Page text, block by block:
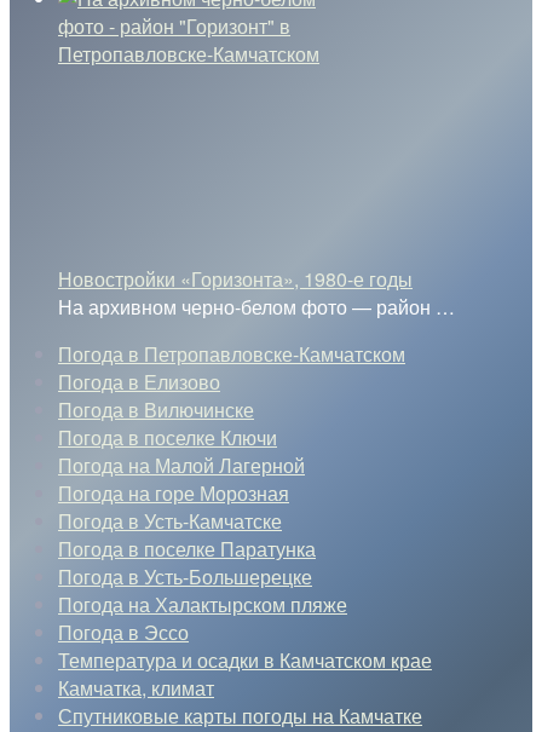
Новостройки «Горизонта», 1980-е годы
На архивном черно-белом фото — район …
Погода в Петропавловске-Камчатском
Погода в Елизово
Погода в Вилючинске
Погода в поселке Ключи
Погода на Малой Лагерной
Погода на горе Морозная
Погода в Усть-Камчатске
Погода в поселке Паратунка
Погода в Усть-Большерецке
Погода на Халактырском пляже
Погода в Эссо
Температура и осадки в Камчатском крае
Камчатка, климат
Спутниковые карты погоды на Камчатке